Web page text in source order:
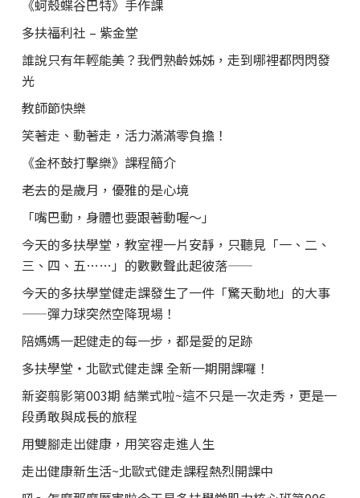
《蚵殼蝶谷巴特》手作課
多扶福利社 – 紫金堂
誰說只有年輕能美？我們熟齡姊姊，走到哪裡都閃閃發
光
教師節快樂
笑著走、動著走，活力滿滿零負擔！
《金杯鼓打擊樂》課程簡介
老去的是歲月，優雅的是心境
「嘴巴動，身體也要跟著動喔～」
今天的多扶學堂，教室裡一片安靜，只聽見「一、二、
三、四、五……」的數數聲此起彼落——
今天的多扶學堂健走課發生了一件「驚天動地」的大事
——彈力球突然空降現場！
陪媽媽一起健走的每一步，都是愛的足跡
多扶學堂・北歐式健走課 全新一期開課囉！
新姿翦影第003期 結業式啦~這不只是一次走秀，更是一
段勇敢與成長的旅程
用雙腳走出健康，用笑容走進人生
走出健康新生活~北歐式健走課程熱烈開課中